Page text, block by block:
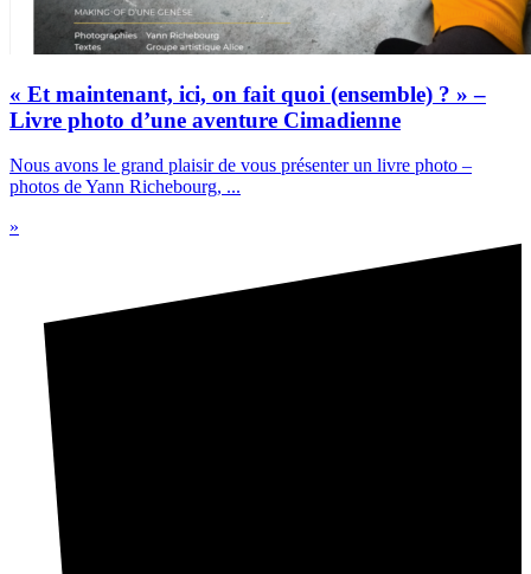
« Et maintenant, ici, on fait quoi (ensemble) ? » –
Livre photo d’une aventure Cimadienne
Nous avons le grand plaisir de vous présenter un livre photo –
photos de Yann Richebourg, ...
»